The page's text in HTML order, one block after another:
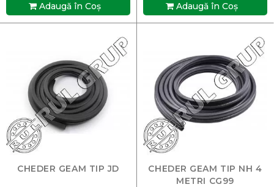
Adaugă în Coş Adaugă în Coş
CHEDER GEAM TIP JD
CHEDER GEAM TIP NH 4
METRI CG99